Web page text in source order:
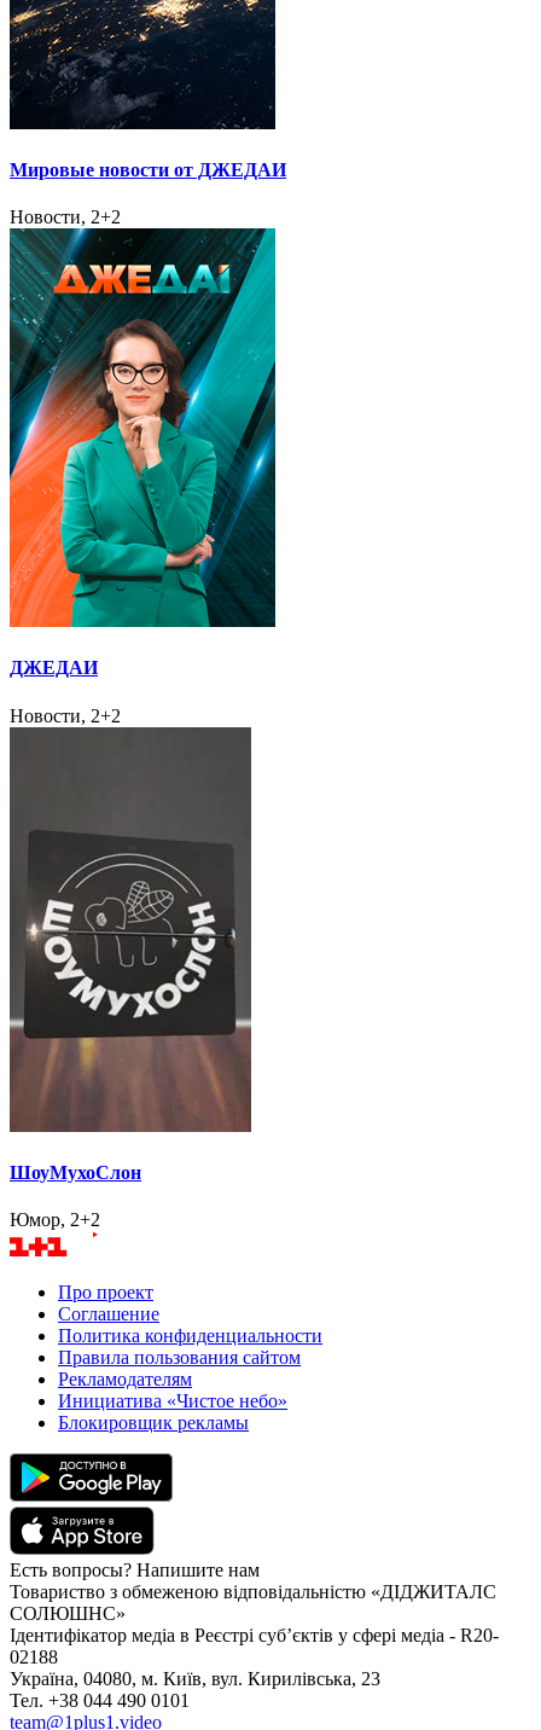
Мировые новости от ДЖЕДАИ
Новости, 2+2
ДЖЕДАИ
Новости, 2+2
ШоуМухоСлон
Юмор, 2+2
Про проект
Соглашение
Политика конфиденциальности
Правила пользования сайтом
Рекламодателям
Инициатива «Чистое небо»
Блокировщик рекламы
Есть вопросы? Напишите нам
Товариство з обмеженою відповідальністю «ДІДЖИТАЛС
СОЛЮШНС»
Ідентифікатор медіа в Реєстрі суб’єктів у сфері медіа - R20-
02188
Україна, 04080, м. Київ, вул. Кирилівська, 23
Тел. +38 044 490 0101
team@1plus1.video